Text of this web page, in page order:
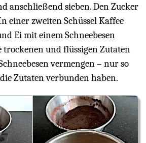
anschließend sieben. Den Zucker
einer zweiten Schüssel Kaffee
Ei mit einem Schneebesen
trockenen und flüssigen Zutaten
vermengen – nur so
Zutaten verbunden haben.